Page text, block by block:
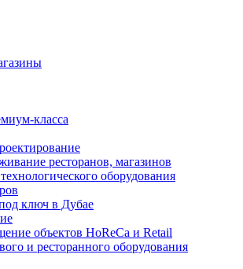
класса
ресторанов, магазинов
оборудования
ключ в Дубае
объектов HoReCa и Retail
и ресторанного оборудования